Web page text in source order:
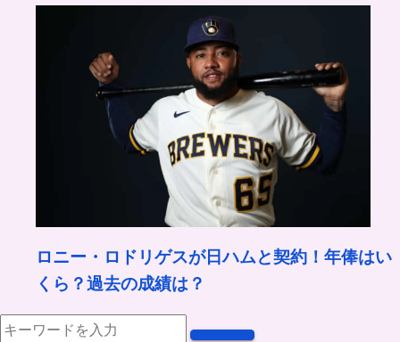
ロニー・ロドリゲスが日ハムと契約！年俸はい
くら？過去の成績は？